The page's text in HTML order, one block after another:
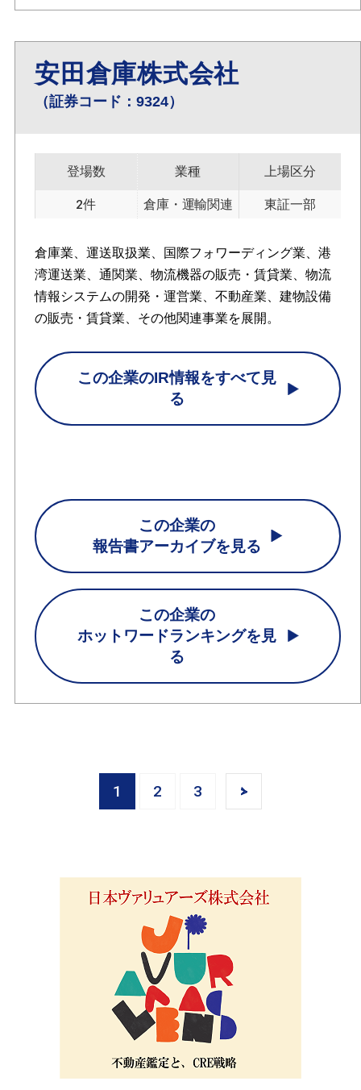
安田倉庫株式会社
（証券コード：9324）
登場数
2件
業種
倉庫・運輸関連
上場区分
東証一部
倉庫業、運送取扱業、国際フォワーディング業、港
湾運送業、通関業、物流機器の販売・賃貸業、物流
情報システムの開発・運営業、不動産業、建物設備
の販売・賃貸業、その他関連事業を展開。
この企業のIR情報をすべて見
る
この企業の
報告書アーカイブを見る
この企業の
ホットワードランキングを見
る
1 2 3 >